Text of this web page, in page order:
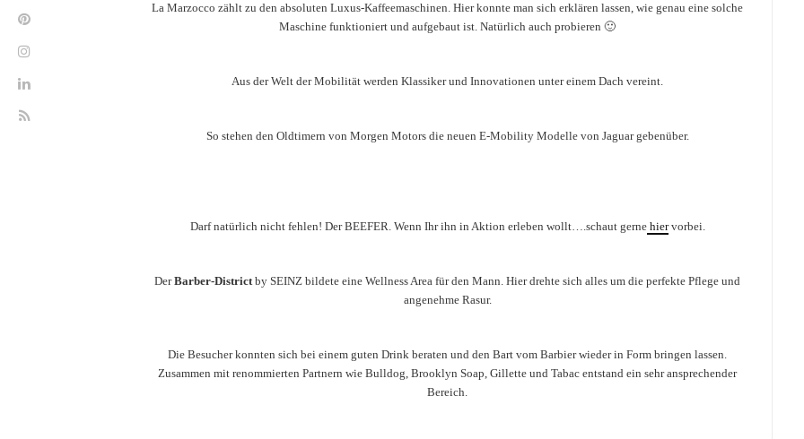
La Marzocco zählt zu den absoluten Luxus-Kaffeemaschinen. Hier konnte man sich erklären lassen, wie genau eine solche
Maschine funktioniert und aufgebaut ist. Natürlich auch probieren 🙂
Aus der Welt der Mobilität werden Klassiker und Innovationen unter einem Dach vereint.
So stehen den Oldtimern von Morgen Motors die neuen E-Mobility Modelle von Jaguar gebenüber.
Darf natürlich nicht fehlen! Der BEEFER. Wenn Ihr ihn in Aktion erleben wollt….schaut gernehiervorbei.
DerBarber-Districtby SEINZ bildete eine Wellness Area für den Mann. Hier drehte sich alles um die perfekte Pflege und
angenehme Rasur.
Die Besucher konnten sich bei einem guten Drink beraten und den Bart vom Barbier wieder in Form bringen lassen.
Zusammen mit renommierten Partnern wie Bulldog, Brooklyn Soap, Gillette und Tabac entstand ein sehr ansprechender
Bereich.